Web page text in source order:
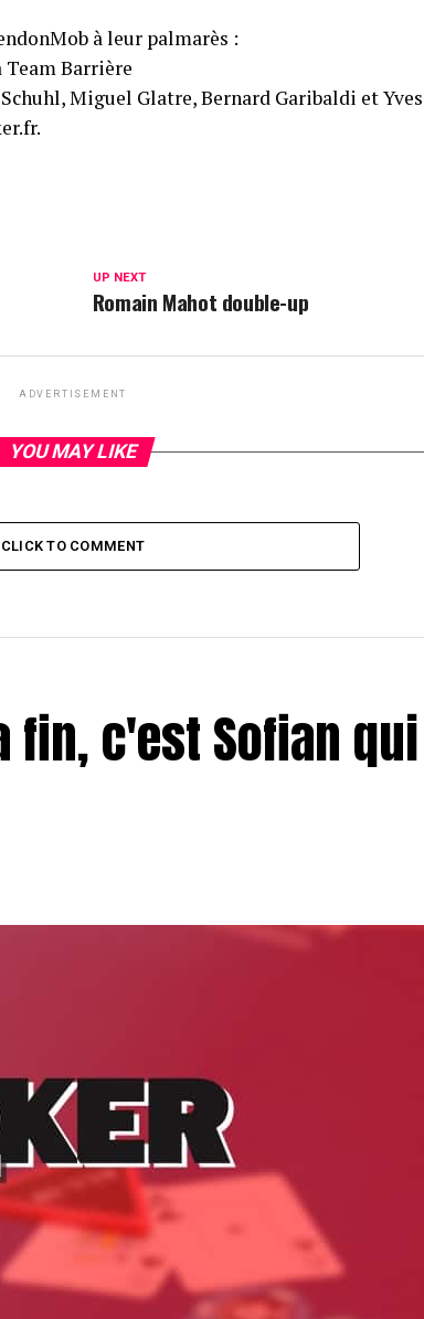
à leur palmarès :
Team Barrière
Miguel Glatre, Bernard Garibaldi et Yves
UP NEXT
Romain Mahot double-up
ADVERTISEMENT
YOU MAY LIKE
CLICK TO COMMENT
fin, c'est Sofian qui